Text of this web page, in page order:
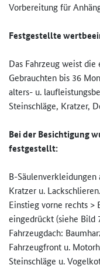
Vorbereitung für
Festgestellte
Das Fahrzeug weist
Gebrauchten bis 36
alters- u.
Steinschläge, Kratzer,
Bei der Besichtigung
festgestellt:
B-
Kratzer u. Lackschlieren.
Einstieg vorne rechts >
eingedrückt (siehe Bild
Fahrzeugdach:
Fahrzeugfront u.
Steinschläge u.